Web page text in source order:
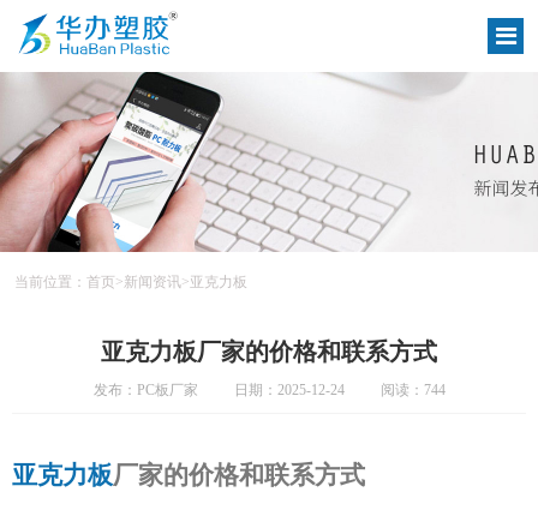
当前位置： 首页>新闻资讯>亚克力板
亚克力板厂家的价格和联系方式
发布：PC板厂家 日期：2025-12-24 阅读：744
亚克力板厂家的价格和联系方式